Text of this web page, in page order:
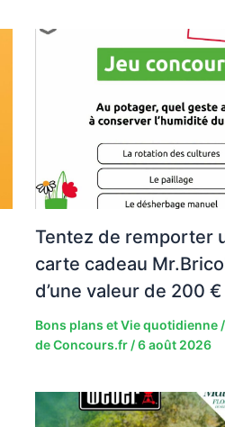
Tentez de remporter
carte cadeau
d’une valeur de 200 €
Bons plans et Vie quotidienne/
de Concours.fr /6 août 2026